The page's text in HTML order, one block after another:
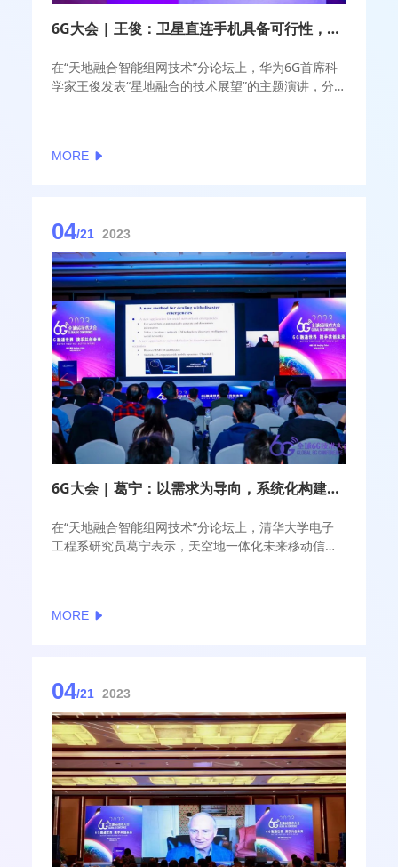
6G大会 | 王俊：卫星直连手机具备可行性，提升频谱效率和运维管理是难点
在“天地融合智能组网技术”分论坛上，华为6G首席科
学家王俊发表“星地融合的技术展望”的主题演讲，分
MORE
04/21 2023
6G大会 | 葛宁：以需求为导向，系统化构建天空地一体化网络
在“天地融合智能组网技术”分论坛上，清华大学电子
工程系研究员葛宁表示，天空地一体化未来移动信息
制等综合能力在一张信息网上发挥出来。
MORE
04/21 2023